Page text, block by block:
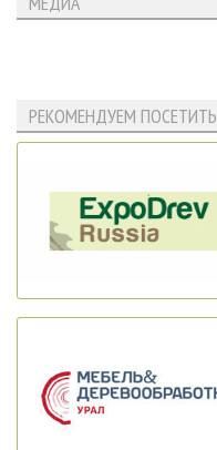
РЕКОМЕНДУЕМ ПОСЕТИТЬ